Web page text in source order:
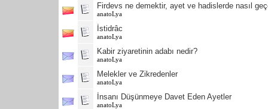
Firdevs ne demektir, ayet ve hadislerde nasıl
anatoLya
İstidrâc
anatoLya
Kabir ziyaretinin adabı nedir?
anatoLya
Melekler ve Zikredenler
anatoLya
İnsanı Düşünmeye Davet Eden Ayetler
anatoLya